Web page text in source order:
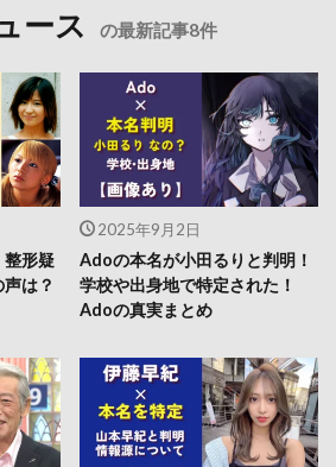
ース の最新記事8件
整形疑
は？
2025年9月2日
Adoの本名が小田るりと判明！
学校や出身地で特定された！
Adoの真実まとめ